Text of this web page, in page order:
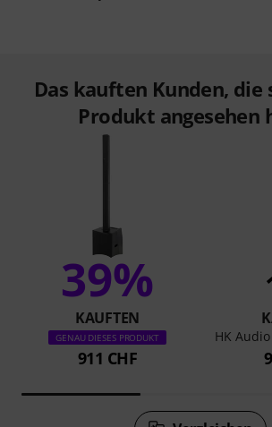
Das kauften Kunden, die
Produkt angesehen
39%
KAUFTEN
GENAU DIESES PRODUKT
911 CHF
HK